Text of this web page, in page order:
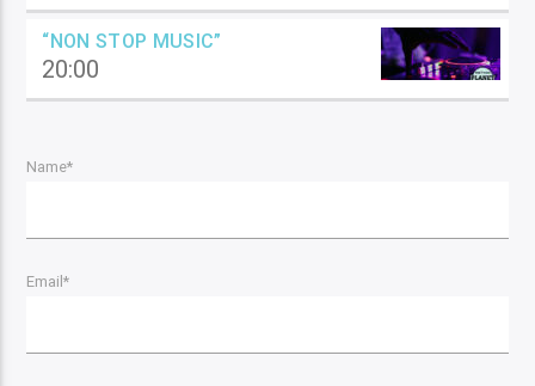
“NON STOP MUSIC”
20:00
Name*
Email*